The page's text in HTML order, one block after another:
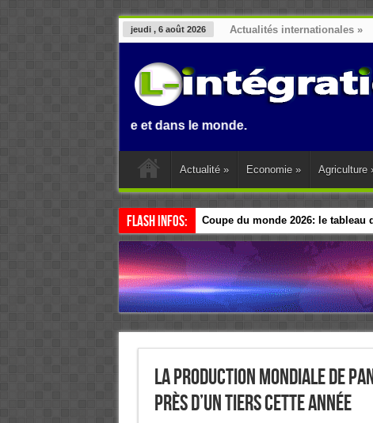
jeudi , 6 août 2026 Actualités internationales »
en Afrique et dans le monde.
Actualité » Economie » Agriculture
Flash Infos: Coupe du monde 2026: le
Esclavage: à Accra, l’Afrique et
La production mondiale de
près d’un tiers cette année